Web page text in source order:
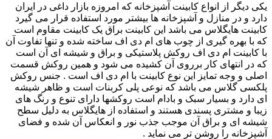
یکی دیگر از انواع کابینت آشپزخانه که امروزه بازار داغی در ایران
دارد و در منازل و آشپزخانه ها بیشتر مورد استفاده قرار می گیرد
کابینت هایگلاس می باشد این کابینت براق یک کابینت مقاوم است
که با بهره گیری از چوب های ام دی اف ساخته شده و تنها تفاوت آن
با کابینت ام دی اف روکش پلاستیکی و براق و شیشه ای آن است
که در انتهای کار برروی آن کشیده می شود و همین روکش قسمت
اصلی و وجه تمایز این نوع کابینت با ام دی اف است . جنس روکش
پلکسی گلاس می باشد که نوعی پلی کربنات است و ظاهر شیشه
ای دارد و بسیار سبک و بادام است روکشها دارای تنوع و رنگ های
زیبا و مشتری پسندی هستند و استفاده از هایگلاس به دلیل سطح
شیشه ای و براق آن موجب جذب نور و انعکاس آن شده و فضای
آشپزخانه را روشن تر می نماید .